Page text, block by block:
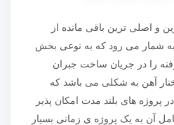
و اصلی ترین باقی مانده از
شمار می رود که به نوعی بخش
را در جریان ساخت جبران
آهن به شکلی می باشد که
پروژه های بلند مدت امکان پذیر
آن به یک پروژه ی زمانی بسیار